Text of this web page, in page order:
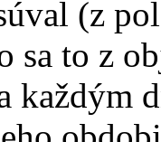
(z
sa to z
každým